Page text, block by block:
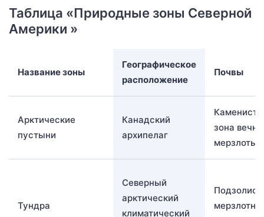
Таблица «Природные зоны Северной
Америки »
Название зоны
Географическое
расположение
Почвы
Арктические
пустыни
Канадский
архипелаг
зона
мерзлоты
Тундра
Северный
арктический
климатический